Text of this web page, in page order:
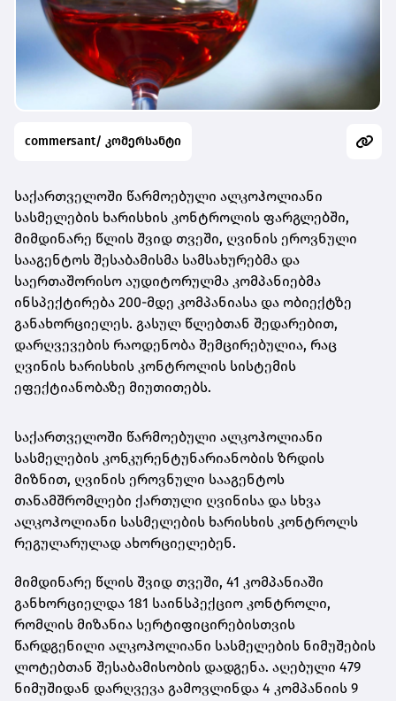
commersant/ კომერსანტი
საქართველოში წარმოებული ალკოჰოლიანი
სასმელების ხარისხის კონტროლის ფარგლებში,
მიმდინარე წლის შვიდ თვეში, ღვინის ეროვნული
სააგენტოს შესაბამისმა სამსახურებმა და
საერთაშორისო აუდიტორულმა კომპანიებმა
ინსპექტირება 200-მდე კომპანიასა და ობიექტზე
განახორციელეს. გასულ წლებთან შედარებით,
დარღვევების რაოდენობა შემცირებულია, რაც
ღვინის ხარისხის კონტროლის სისტემის
ეფექტიანობაზე მიუთითებს.
საქართველოში წარმოებული ალკოჰოლიანი
სასმელების კონკურენტუნარიანობის ზრდის
მიზნით, ღვინის ეროვნული სააგენტოს
თანამშრომლები ქართული ღვინისა და სხვა
ალკოჰოლიანი სასმელების ხარისხის კონტროლს
რეგულარულად ახორციელებენ.
მიმდინარე წლის შვიდ თვეში, 41 კომპანიაში
განხორციელდა 181 საინსპექციო კონტროლი,
რომლის მიზანია სერტიფიცირებისთვის
წარდგენილი ალკოჰოლიანი სასმელების ნიმუშების
ლოტებთან შესაბამისობის დადგენა. აღებული 479
ნიმუშიდან დარღვევა გამოვლინდა 4 კომპანიის 9